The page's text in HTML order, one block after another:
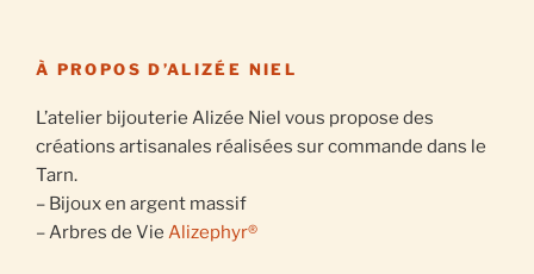
À PROPOS D’ALIZÉE NIEL
L’atelier bijouterie Alizée Niel vous propose des
créations artisanales réalisées sur commande dans le
Tarn.
– Bijoux en argent massif
– Arbres de Vie Alizephyr®